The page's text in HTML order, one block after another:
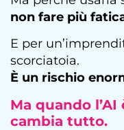
non fare più
E per
scorciatoia.
È un rischio
Ma quando l’AI
cambia tutto.